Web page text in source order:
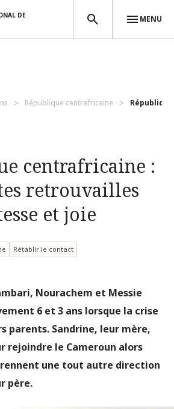
DE
MENU
République centrafricaine
centrafricaine :
retrouvailles
et joie
Rétablir le contact
Nourachem et Messie
6 et 3 ans lorsque la crise
parents. Sandrine, leur mère,
rejoindre le Cameroun alors
une tout autre direction
père.